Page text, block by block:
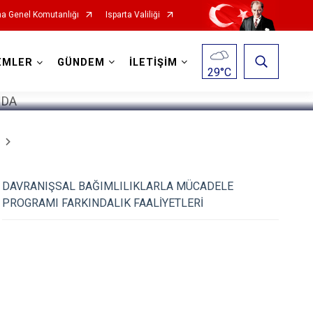
Genel Komutanlığı Isparta Valiliği
GÜNDEM İLETİŞİM
29°C
DAVRANIŞSAL BAĞIMLILIKLARLA MÜCADELE
PROGRAMI FARKINDALIK FAALİYETLERİ